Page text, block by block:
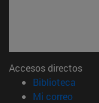
Accesos directos
Biblioteca
Mi correo(abre